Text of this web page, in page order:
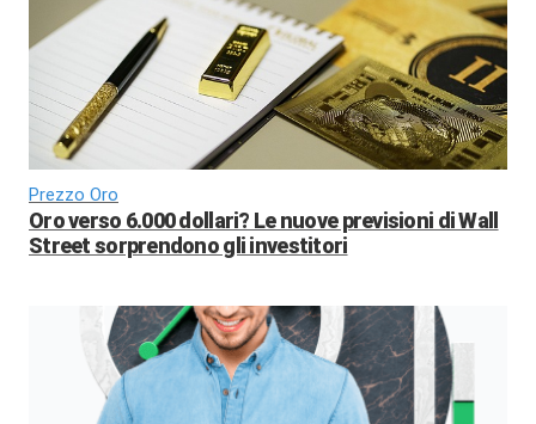
Prezzo Oro
Oro verso 6.000 dollari? Le nuove previsioni di Wall
Street sorprendono gli investitori